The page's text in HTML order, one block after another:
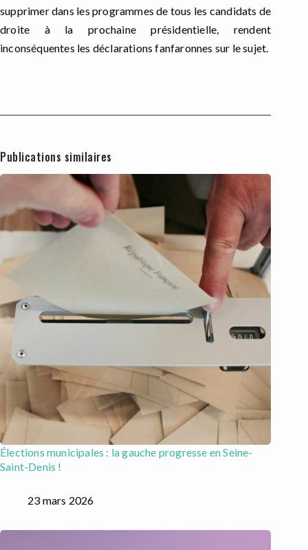
supprimer dans les programmes de tous les candidats de
droite à la prochaine présidentielle, rendent
inconséquentes les déclarations fanfaronnes sur le sujet.
Publications similaires
Élections municipales : la gauche progresse en Seine-
Saint-Denis !
23 mars 2026